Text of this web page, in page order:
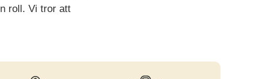
roll. Vi tror att